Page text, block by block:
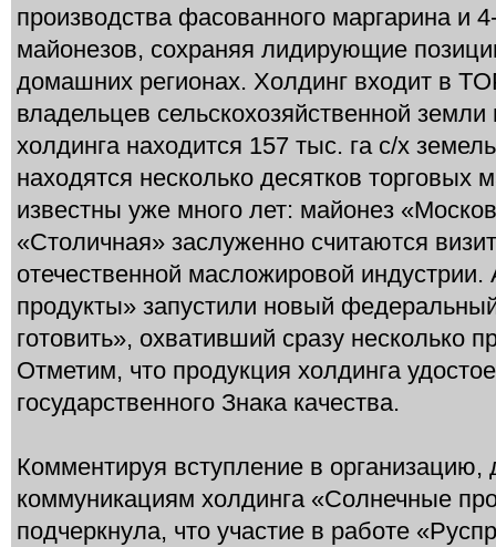
производства фасованного маргарина и
майонезов, сохраняя лидирующие
домашних регионах. Холдинг входит в
владельцев сельскохозяйственной
холдинга находится 157 тыс. га с/х
находятся несколько десятков торговых
известны уже много лет: майонез
«Столичная» заслуженно считаются
отечественной масложировой
продукты» запустили новый
готовить», охвативший сразу несколько
Отметим, что продукция холдинга
государственного Знака качества.
Комментируя вступление в организацию,
коммуникациям холдинга «Солнечные
подчеркнула, что участие в работе